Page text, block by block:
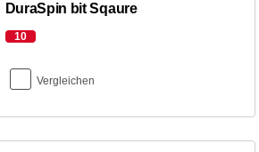
DuraSpin bit Sqaure
10
Vergleichen